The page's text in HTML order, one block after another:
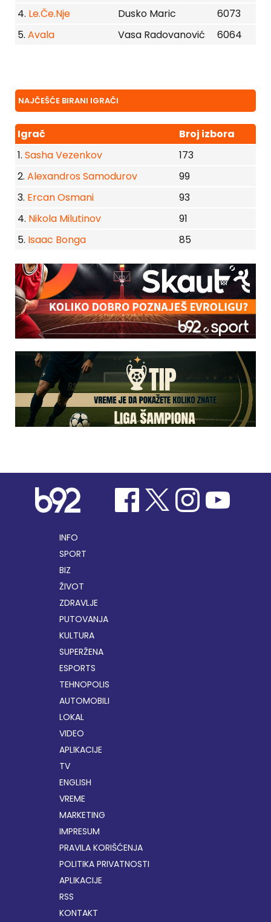
4. Le.Če.Nje Dusko Maric
6073
5. Avala Vasa Radovanović 6064
NAJČEŠĆE BIRANI IGRAČI
Igrač
Broj izbora
1. Sasha Vezenkov
173
2. Alexandros Samodurov
99
3. Ercan Osmani
93
4. Nikola Milutinov
91
5. Isaac Bonga 85
INFO
SPORT
BIZ
ŽIVOT
ZDRAVLJE
PUTOVANJA
KULTURA
SUPERŽENA
ESPORTS
TEHNOPOLIS
AUTOMOBILI
LOKAL
VIDEO
APLIKACIJE
TV
ENGLISH
VREME
MARKETING
IMPRESUM
PRAVILA KORIŠĆENJA
POLITIKA PRIVATNOSTI
APLIKACIJE
RSS
KONTAKT